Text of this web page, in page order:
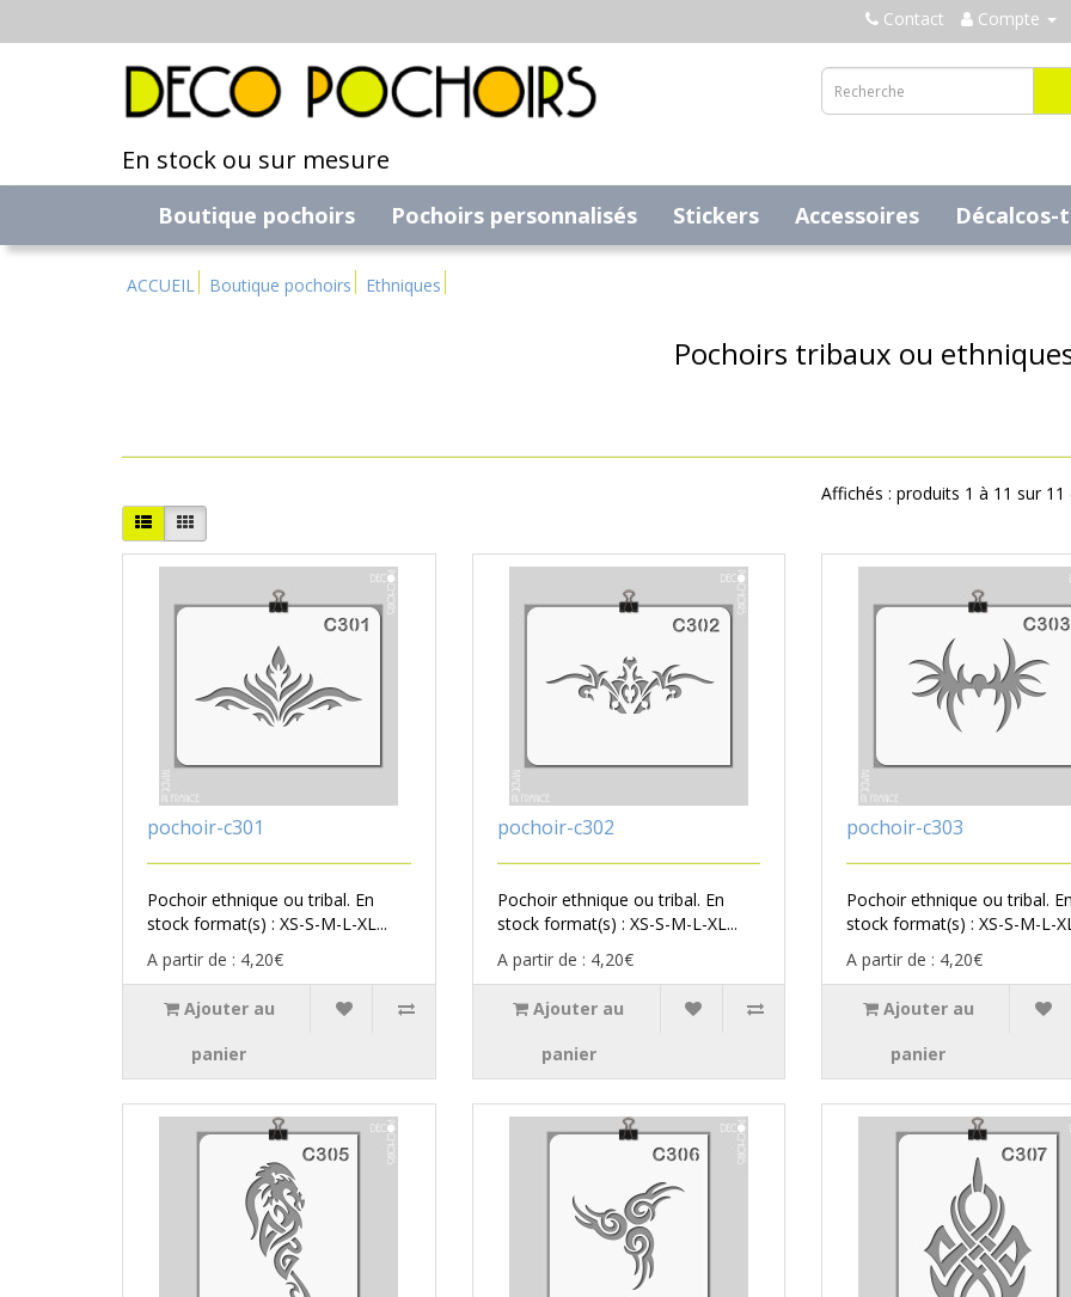
Contact Compte
En stock ou sur mesure
Boutique pochoirs Pochoirs personnalisés Stickers Accessoires
ACCUEIL Boutique pochoirs Ethniques
Pochoirs tribaux ou
Affichés : produits 1 à 11 sur 11
pochoir-c301
Pochoir ethnique ou tribal. En
stock format(s) : XS-S-M-L-XL...
A partir de : 4,20€
Ajouter au
panier
pochoir-c302
Pochoir ethnique ou tribal. En
stock format(s) : XS-S-M-L-XL...
A partir de : 4,20€
Ajouter au
panier
pochoir-c303
Pochoir ethnique ou tribal. En
stock format(s) : XS-S-M-L-
A partir de : 4,20€
Ajouter au
panier